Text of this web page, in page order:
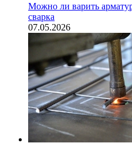
Можно ли варить
сварка
07.05.2026